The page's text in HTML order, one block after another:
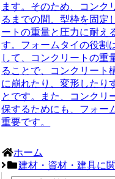
ます。そのため、コンク
るまでの間、型枠を固定
ートの重量と圧力に耐え
す。フォームタイの役割
して、コンクリートの重
ることで、コンクリート
に崩れたり、変形したり
とです。また、コンクリ
保するためにも、フォー
重要です。
ホーム
建材・資材・建具に